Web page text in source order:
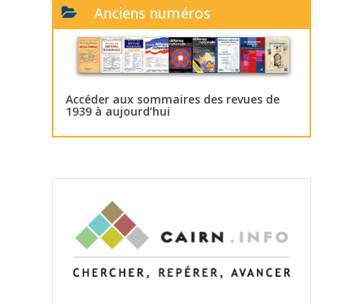
Anciens numéros
Accéder aux sommaires des revues de
1939 à aujourd’hui